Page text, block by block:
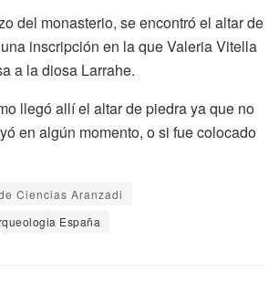
del monasterio, se encontró el altar de
inscripción en la que Valeria Vitella
a la diosa Larrahe.
llegó allí el altar de piedra ya que no
en algún momento, o si fue colocado
Ciencias Aranzadi
España